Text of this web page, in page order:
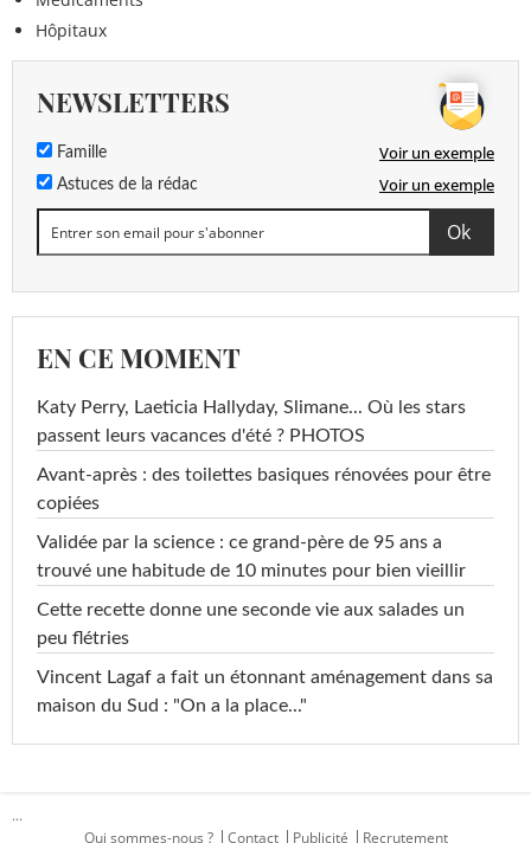
Hôpitaux
NEWSLETTERS
Famille Voir un exemple
Astuces de la rédac Voir un exemple
EN CE MOMENT
Katy Perry, Laeticia Hallyday, Slimane... Où les stars
passent leurs vacances d'été ? PHOTOS
Avant-après : des toilettes basiques rénovées pour être
copiées
Validée par la science : ce grand-père de 95 ans a
trouvé une habitude de 10 minutes pour bien vieillir
Cette recette donne une seconde vie aux salades un
peu flétries
Vincent Lagaf a fait un étonnant aménagement dans sa
maison du Sud : "On a la place..."
...
Qui sommes-nous ?
Contact Publicité Recrutement